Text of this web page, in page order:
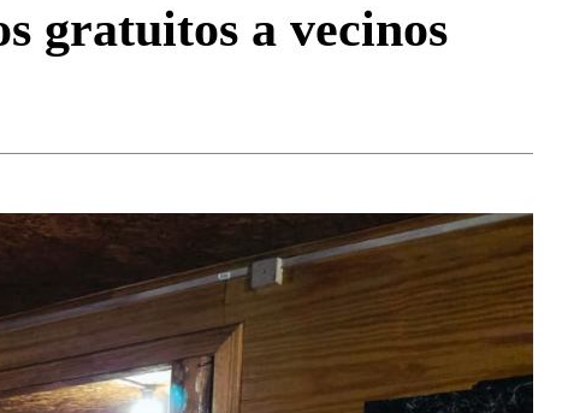
gratuitos a vecinos